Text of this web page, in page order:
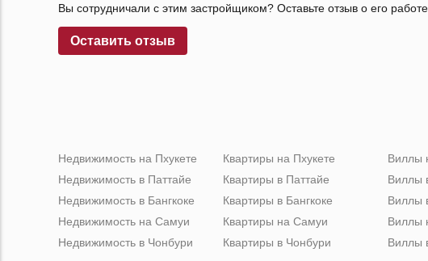
Вы сотрудничали с этим застройщиком? Оставьте отзыв о его работе.
Оставить отзыв
Недвижимость на Пхукете
Недвижимость в Паттайе
Недвижимость в Бангкоке
Недвижимость на Самуи
Недвижимость в Чонбури
Квартиры на Пхукете
Квартиры в Паттайе
Квартиры в Бангкоке
Квартиры на Самуи
Квартиры в Чонбури
Виллы
Виллы
Виллы
Виллы
Виллы